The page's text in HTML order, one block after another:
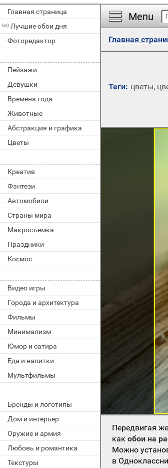
Главная страница
Лучшие обои дня
Фоторедактор
Пейзажи
Девушки
Времена года
Животные
Абстракция и графика
Цветы
Креатив
Фэнтези
Автомобили
Страны мира
Макросъемка
Праздники
Космос
Видео игры
Города и архитектура
Фильмы
Минимализм
Юмор и сатира
Еда и напитки
Мультфильмы
Бренды и логотипы
Дом и интерьер
Оружие и армия
Любовь и романтика
Текстуры
Menu
Главная
Теги: цветы,
Передвигая
какобои на
Можно
в